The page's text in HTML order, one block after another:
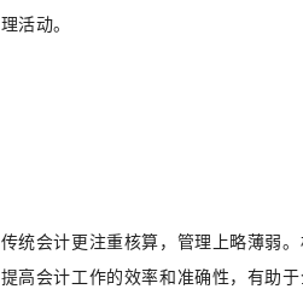
理活动。
传统会计更注重核算，管理上略薄弱
提高会计工作的效率和准确性，有助